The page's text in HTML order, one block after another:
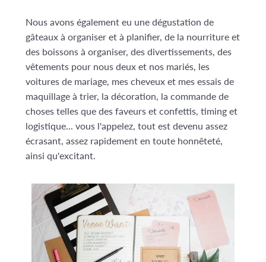
Nous avons également eu une dégustation de
gâteaux à organiser et à planifier, de la nourriture et
des boissons à organiser, des divertissements, des
vêtements pour nous deux et nos mariés, les
voitures de mariage, mes cheveux et mes essais de
maquillage à trier, la décoration, la commande de
choses telles que des faveurs et confettis, timing et
logistique... vous l'appelez, tout est devenu assez
écrasant, assez rapidement en toute honnêteté,
ainsi qu'excitant.